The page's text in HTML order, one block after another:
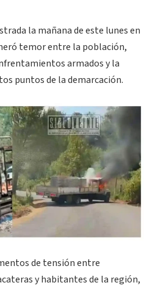
la mañana de este lunes en
temor entre la población,
armados y la
puntos de la demarcación.
de tensión entre
y habitantes de la región,